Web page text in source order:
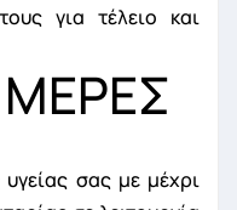
για τέλειο και
ΜΕΡΕΣ
υγείας σας με μέχρι